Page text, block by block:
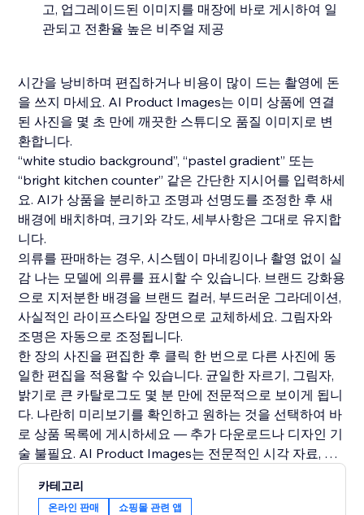
고, 업그레이드된 이미지를 매장에 바로 게시하여 일
관되고 전환율 높은 비주얼 제공
시간을 낭비하며 편집하거나 비용이 많이 드는 촬영에 돈
을 쓰지 마세요. AI Product Images는 이미 상품에 연결
된 사진을 몇 초 만에 깨끗한 스튜디오 품질 이미지로 변
환합니다.
“white studio background”, “pastel gradient” 또는
“bright kitchen counter” 같은 간단한 지시어를 입력하세
요. AI가 상품을 분리하고 조명과 선명도를 조정한 후 새
배경에 배치하며, 크기와 각도, 세부사항은 그대로 유지합
니다.
의류를 판매하는 경우, 시스템이 마네킹이나 촬영 없이 실
감 나는 모델에 의류를 표시할 수 있습니다. 브랜드 강화용
으로 지저분한 배경을 브랜드 컬러, 부드러운 그라데이션,
사실적인 라이프스타일 장면으로 교체하세요. 그림자와
조명은 자동으로 조정됩니다.
한 장의 사진을 편집한 후 클릭 한 번으로 다른 사진에 동
일한 편집을 적용할 수 있습니다. 균일한 자르기, 그림자,
밝기로 큰 카탈로그도 몇 분 만에 전문적으로 보이게 됩니
다. 나란히 미리보기를 확인하고 원하는 것을 선택하여 바
로 상품 목록에 게시하세요 — 추가 다운로드나 디자인 기
술 불필요. AI Product Images는 전문적인 시각 자료, 신
성됩니다.
카테고리
온라인 판매 쇼핑몰 관련 앱